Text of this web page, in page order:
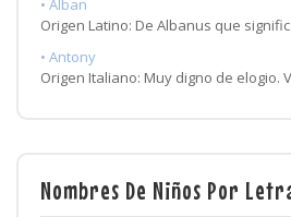
• Alban
Origen Latino: De Albanus que
• Antony
Origen Italiano: Muy digno de elogio.
Nombres De Niños Por